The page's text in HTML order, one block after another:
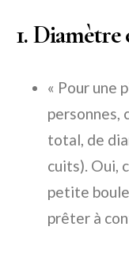
1.
« Pour une
personnes,
total, de
cuits). Oui,
petite
prêter à